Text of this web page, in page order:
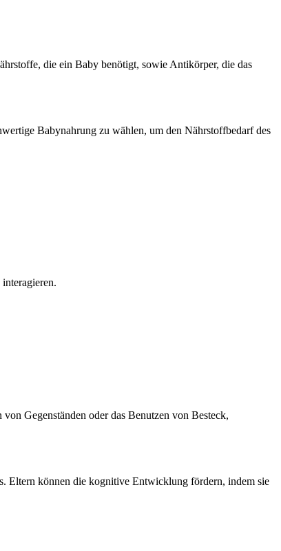
die ein Baby benötigt, sowie Antikörper, die das
Babynahrung zu wählen, um den Nährstoffbedarf des
Gegenständen oder das Benutzen von Besteck,
Eltern können die kognitive Entwicklung fördern, indem sie